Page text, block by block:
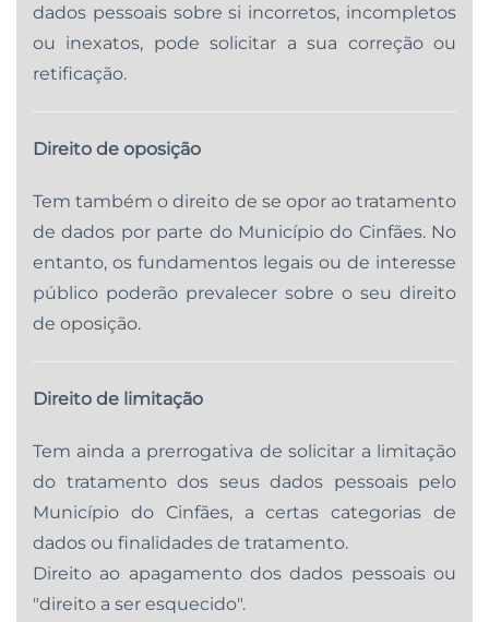
dados pessoais sobre si incorretos, incompletos
ou inexatos, pode solicitar a sua correção ou
retificação.
Direito de oposição
Tem também o direito de se opor ao tratamento
de dados por parte do Município do Cinfães. No
entanto, os fundamentos legais ou de interesse
público poderão prevalecer sobre o seu direito
de oposição.
Direito de limitação
Tem ainda a prerrogativa de solicitar a limitação
do tratamento dos seus dados pessoais pelo
Município do Cinfães, a certas categorias de
dados ou finalidades de tratamento.
Direito ao apagamento dos dados pessoais ou
"direito a ser esquecido".